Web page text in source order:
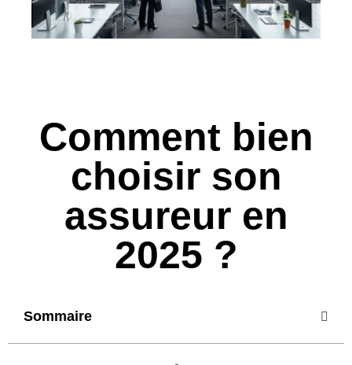
Comment bien
choisir son
assureur en
2025 ?
Sommaire